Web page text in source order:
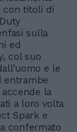
con titoli di
sulla
ed
col suo
e le
entrambe
la
a loro volta
Spark e
confermato